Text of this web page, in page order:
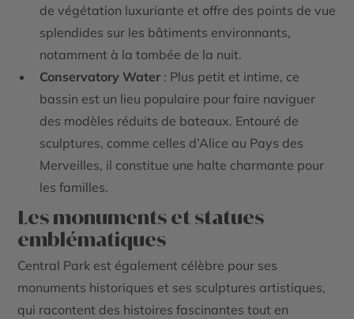
de végétation luxuriante et offre des points de vue
splendides sur les bâtiments environnants,
notamment à la tombée de la nuit.
Conservatory Water : Plus petit et intime, ce
bassin est un lieu populaire pour faire naviguer
des modèles réduits de bateaux. Entouré de
sculptures, comme celles d’Alice au Pays des
Merveilles, il constitue une halte charmante pour
les familles.
Les monuments et statues
emblématiques
Central Park est également célèbre pour ses
monuments historiques et ses sculptures artistiques,
qui racontent des histoires fascinantes tout en